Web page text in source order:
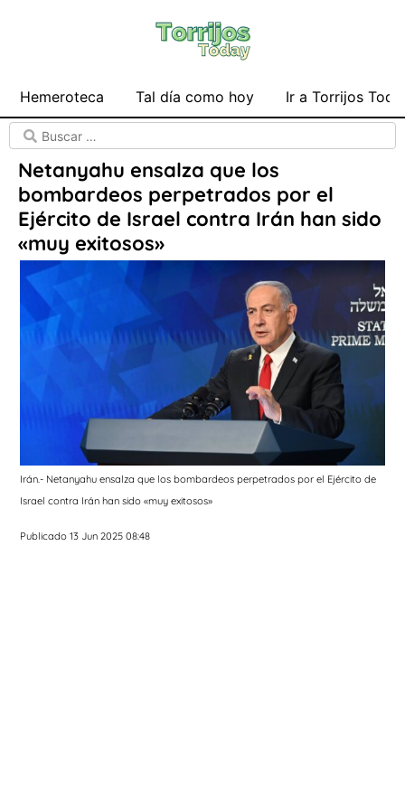
Hemeroteca Tal día como hoy Ir a Torrijos
Netanyahu ensalza que los
bombardeos perpetrados por el
Ejército de Israel contra Irán han sido
«muy exitosos»
Irán.- Netanyahu ensalza que los bombardeos perpetrados por el Ejército de
Israel contra Irán han sido «muy exitosos»
Publicado 13 Jun 2025 08:48